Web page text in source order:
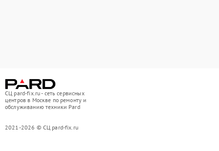
СЦ pard-fix.ru - сеть сервисных
центров в Москве по ремонту и
обслуживанию техники Pard
2021-2026 © СЦ pard-fix.ru